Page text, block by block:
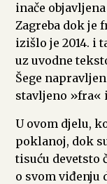
inače
Zagreba dok je
izišlo je 2014. i
uz uvodne
Šege
stavljeno »fra«
U ovom djelu,
poklanoj, dok
tisuću devetsto
o svom viđenju